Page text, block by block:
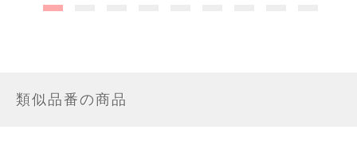
類似品番の商品